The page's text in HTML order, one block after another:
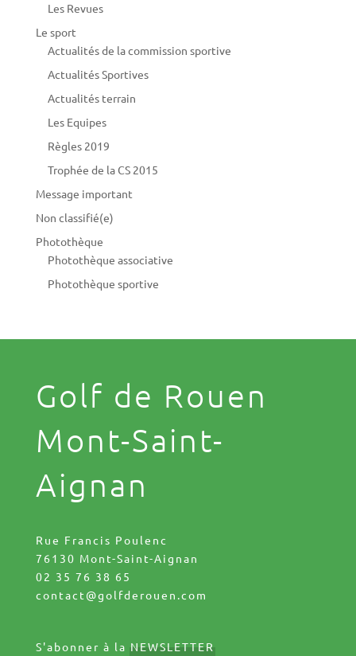
Les Revues
Le sport
Actualités de la commission sportive
Actualités Sportives
Actualités terrain
Les Equipes
Règles 2019
Trophée de la CS 2015
Message important
Non classifié(e)
Photothèque
Photothèque associative
Photothèque sportive
Golf de Rouen
Mont-Saint-
Aignan
Rue Francis Poulenc
76130 Mont-Saint-Aignan
02 35 76 38 65
contact@golfderouen.com
S'abonner à la NEWSLETTER